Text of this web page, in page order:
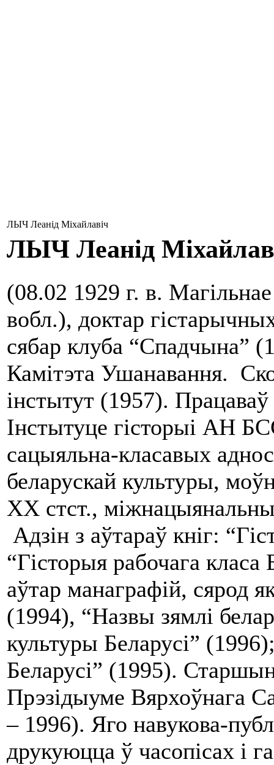
ЛЫЧ Леанід Міхайлавіч
ЛЫЧ Леанід
(08.02 1929 г. в.
вобл.), доктар
сябар клуба “Спадчына”
Камітэта Ушанавання.
інстытут (1957).
Інстытуце гісторыі АН
сацыяльна-класавых
беларускай культуры,
ХХ стст.,
Адзін з аўтараў кніг:
“Гісторыя рабочага
аўтар манаграфій, сярод
(1994), “Назвы зямлі
культуры Беларусі”
Беларусі” (1995).
Прэзідыуме Вярхоўнага
– 1996). Яго навукова-
друкуюцца ў часопісах і